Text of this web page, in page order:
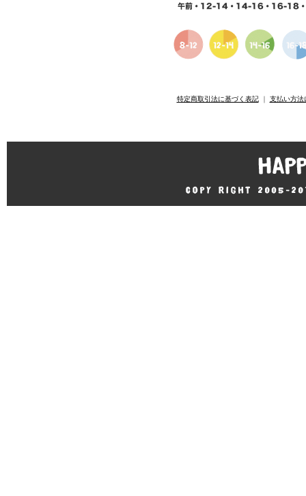
特定商取引法に基づく表記｜ 支払い方法